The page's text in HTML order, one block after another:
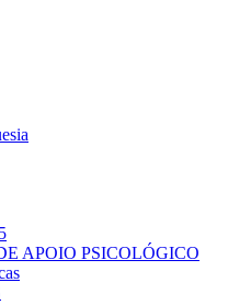
APOIO PSICOLÓGICO